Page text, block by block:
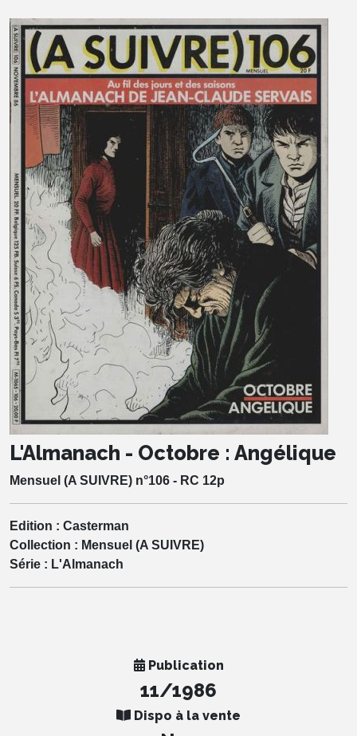
L'Almanach - Octobre : Angélique
Mensuel (A SUIVRE) n°106 - RC 12p
Edition : Casterman
Collection : Mensuel (A SUIVRE)
Série : L'Almanach
Publication
11/1986
Dispo à la vente